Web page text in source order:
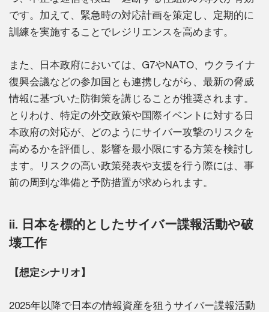
です。加えて、緊急時の対応計画を策定し、定期的に
訓練を実施することでレジリエンスを高めます。
また、日本政府においては、G7やNATO、ウクライナ
復興会議などの参加国とも連携しながら、最新の脅威
情報に基づいた防御策を講じることが推奨されます。
とりわけ、特定の外交政策や国際イベントに対する日
本政府の対応が、どのようにサイバー攻撃のリスクを
高めるかを評価し、影響を最小限にする方策を検討し
ます。リスクの高い政策発表や支援を行う際には、事
前の周到な準備と予防措置が求められます。
ii. 日本を標的としたサイバー諜報活動や破
壊工作
【想定シナリオ】
2025年以降で日本の情報資産を狙うサイバー諜報活動